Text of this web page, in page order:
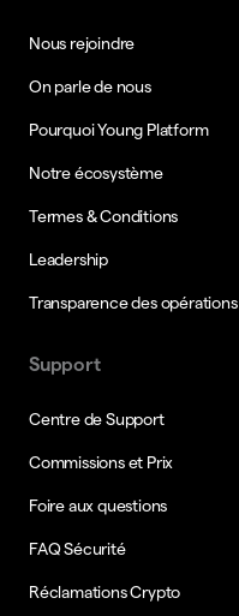
Nous rejoindre
On parle de nous
Pourquoi Young Platform
Notre écosystème
Termes & Conditions
Leadership
Transparence des opérations
Support
Centre de Support
Commissions et Prix
Foire aux questions
FAQ Sécurité
Réclamations Crypto